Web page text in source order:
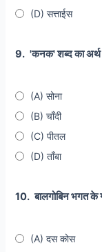
(D) सत्ताईस
9. 'कनक' शब्द का अर्थ
(A) सोना
(B) चाँदी
(C) पीतल
(D) ताँबा
10. बालगोबिन भगत के
(A) दस कोस